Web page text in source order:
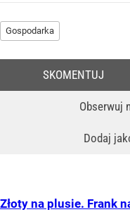
Gospodarka
Obserwuj
Dodaj
SKOMENTUJ
Złoty na plusie. Frank